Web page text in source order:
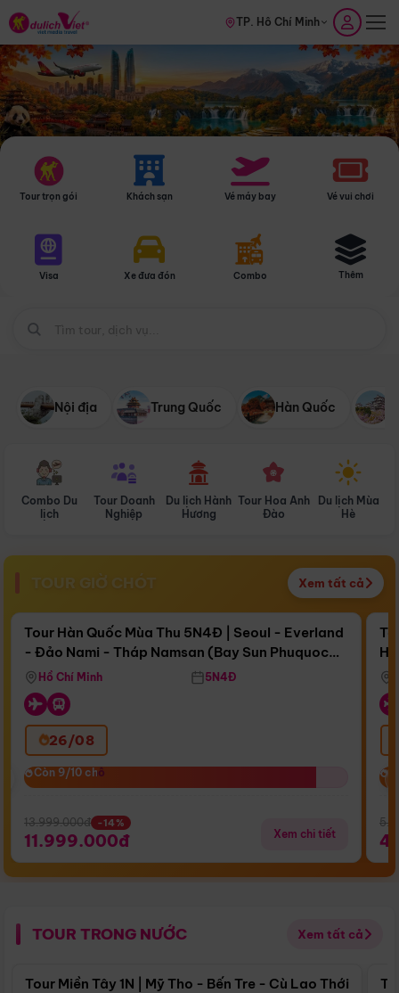
TP. Hồ Chí Minh
Tour trọn gói Khách sạn Vé máy bay Vé vui chơi
Visa Xe đưa đón Combo Thêm
Nội địa Trung Quốc Hàn Quốc
Combo Du
lịch
Tour Doanh
Nghiệp
Du lịch Hành
Hương
Tour Hoa Anh
Đào
Du lịch Mùa
Hè
TOUR GIỜ CHÓT Xem tất cả
Còn16 ngày 10:23:50
Bay Sun Phuquoc Airways
Điểm nổi bật
Tour Hàn Quốc Mùa Thu 5N4Đ | Seoul - Everland
- Đảo Nami - Tháp Namsan (Bay Sun Phuquoc
Airways)
Hồ Chí Minh 5N4Đ
26/08
Còn 9/10 chỗ
Còn 9/10 chỗ
13.999.000đ -14%
11.999.000đ Xem chi tiết
TOUR TRONG NƯỚC Xem tất cả
Điểm nổi bật
Tour Miền Tây 1N | Mỹ Tho - Bến Tre - Cù Lao Thới